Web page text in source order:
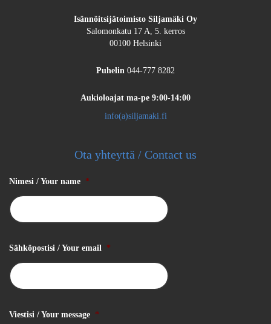
Isännöitsijätoimisto Siljamäki Oy
Salomonkatu 17 A, 5. kerros
00100 Helsinki
Puhelin 044-777 8282
Aukioloajat ma-pe 9:00-14:00
info(a)siljamaki.fi
Ota yhteyttä / Contact us
Nimesi / Your name *
Sähköpostisi / Your email *
Viestisi / Your message *